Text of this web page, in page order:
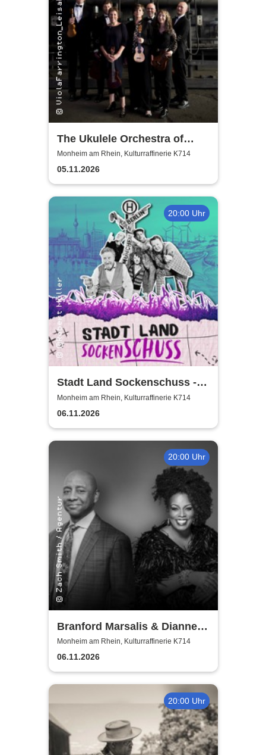
The Ukulele Orchestra of
Great Britain
Monheim am Rhein, Kulturraffinerie K714
05.11.2026
20:00 Uhr
Stadt Land Sockenschuss -
Kabarett-Theater Distel
Monheim am Rhein, Kulturraffinerie K714
06.11.2026
20:00 Uhr
Branford Marsalis & Dianne
Reeves celebrate John
Coltrane
Monheim am Rhein, Kulturraffinerie K714
06.11.2026
20:00 Uhr